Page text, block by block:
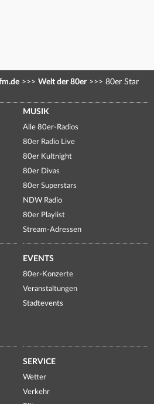
>>> Welt der 80er >>> 80er Star
MUSIK
Alle 80er-Radios
80er Radio Live
80er Kultnight
80er Divas
80er Superstars
NDW Radio
80er Playlist
Stream-Adressen
EVENTS
80er-Konzerte
Veranstaltungen
Stadtevents
SERVICE
Wetter
Verkehr